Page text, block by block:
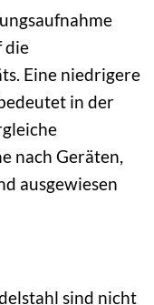
die
Eine niedrigere
in der
nach Geräten,
ausgewiesen
sind nicht